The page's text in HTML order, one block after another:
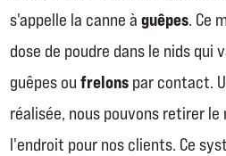
s'appelle la canne àguêpes. Ce
dose de poudre dans le nids qui
guêpes oufrelons par contact.
réalisée, nous pouvons retirer
l'endroit pour nos clients. Ce